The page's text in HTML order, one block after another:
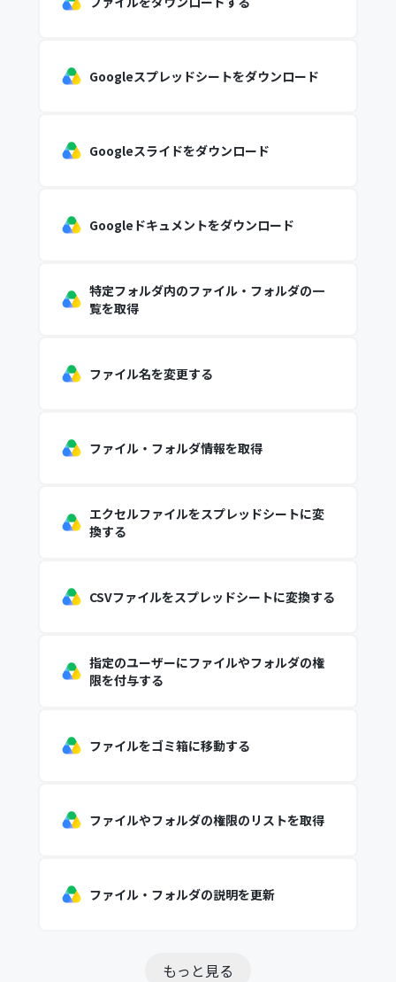
Googleスプレッドシートをダウンロード
Googleスライドをダウンロード
Googleドキュメントをダウンロード
特定フォルダ内のファイル・フォルダの一
覧を取得
ファイル名を変更する
ファイル・フォルダ情報を取得
エクセルファイルをスプレッドシートに変
換する
CSVファイルをスプレッドシートに変換する
指定のユーザーにファイルやフォルダの権
限を付与する
ファイルをゴミ箱に移動する
ファイルやフォルダの権限のリストを取得
ファイル・フォルダの説明を更新
もっと見る